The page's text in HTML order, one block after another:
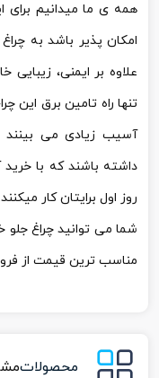
همه ی ما میدانیم برای
امکان پذیر باشد به
علاوه بر ایمنی،
تنها راه تامین برق این
آسیب زیادی می
داشته باشند که با
روز اول برایتان کار
شما می توانید چراغ جلو
مناسب ترین قیمت از
محصولات